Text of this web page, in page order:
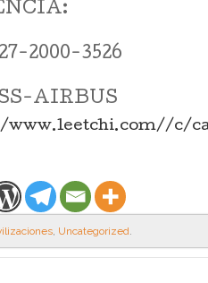
2000-3526
AIRBUS
www.leetchi.com//c/
, Uncategorized.